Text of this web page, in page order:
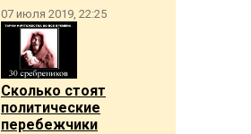
07 июля 2019, 22:25
Сколько стоят
политические
перебежчики